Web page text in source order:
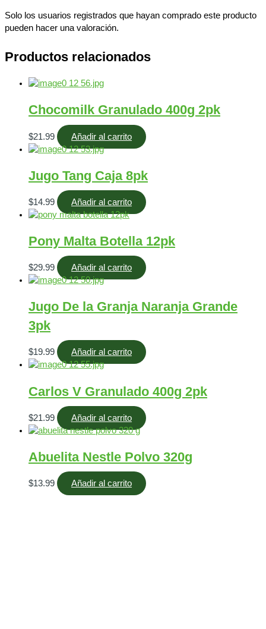
Solo los usuarios registrados que hayan comprado este producto
pueden hacer una valoración.
Productos relacionados
Chocomilk Granulado 400g 2pk
$21.99 Añadir al carrito
Jugo Tang Caja 8pk
$14.99 Añadir al carrito
Pony Malta Botella 12pk
$29.99 Añadir al carrito
Jugo De la Granja Naranja Grande
3pk
$19.99 Añadir al carrito
Carlos V Granulado 400g 2pk
$21.99 Añadir al carrito
Abuelita Nestle Polvo 320g
$13.99 Añadir al carrito